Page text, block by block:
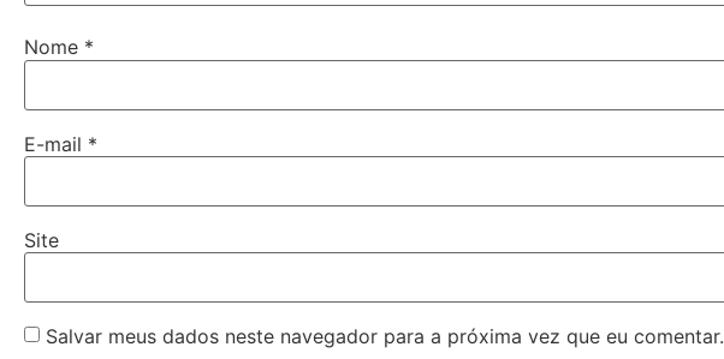
Nome *
E-mail *
Site
Salvar meus dados neste navegador para a próxima vez que eu comentar.